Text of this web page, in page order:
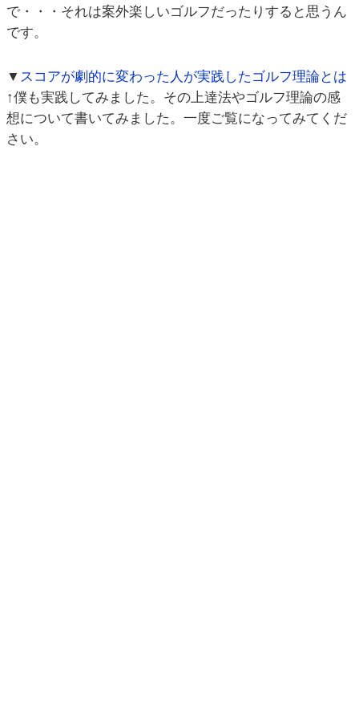
で・・・それは案外楽しいゴルフだったりすると思うん
です。
▼ スコアが劇的に変わった人が実践したゴルフ理論とは
↑僕も実践してみました。その上達法やゴルフ理論の感
想について書いてみました。一度ご覧になってみてくだ
さい。